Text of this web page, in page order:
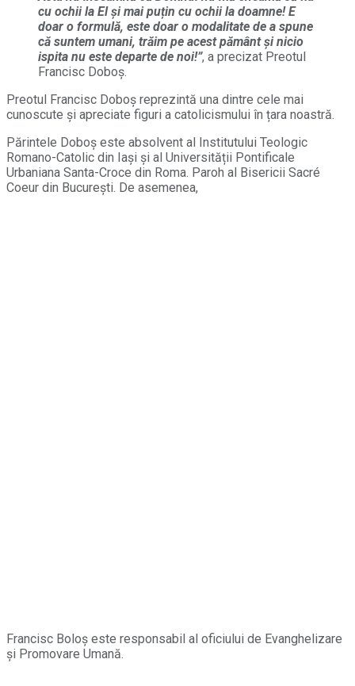
cu ochii la El și mai puțin cu ochii la doamne! E
doar o formulă, este doar o modalitate de a spune
că suntem umani, trăim pe acest pământ și nicio
ispita nu este departe de noi!”, a precizat Preotul
Francisc Doboș.
Preotul Francisc Doboș reprezintă una dintre cele mai
cunoscute și apreciate figuri a catolicismului în țara noastră.
Părintele Doboș este absolvent al Institutului Teologic
Romano-Catolic din Iași și al Universității Pontificale
Urbaniana Santa-Croce din Roma. Paroh al Bisericii Sacré
Coeur din București. De asemenea,
Francisc Boloș este responsabil al oficiului de Evanghelizare
și Promovare Umană.